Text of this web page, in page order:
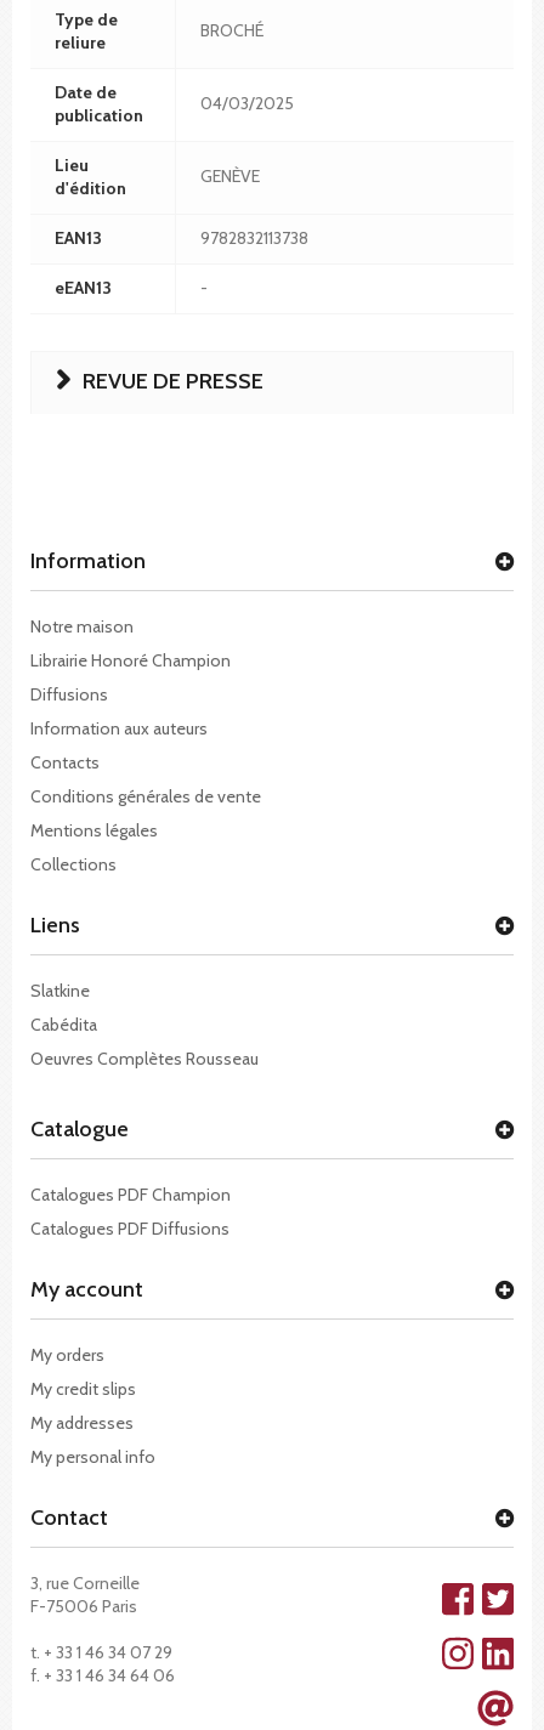
Type de
reliure
BROCHÉ
Date de
publication
04/03/2025
Lieu
d'édition
GENÈVE
EAN13 9782832113738
eEAN13 -
REVUE DE PRESSE
Information
Notre maison
Librairie Honoré Champion
Diffusions
Information aux auteurs
Contacts
Conditions générales de vente
Mentions légales
Collections
Liens
Slatkine
Cabédita
Oeuvres Complètes Rousseau
Catalogue
Catalogues PDF Champion
Catalogues PDF Diffusions
My account
My orders
My credit slips
My addresses
My personal info
Contact
3, rue Corneille
F-75006 Paris
t. + 33 1 46 34 07 29
f. + 33 1 46 34 64 06